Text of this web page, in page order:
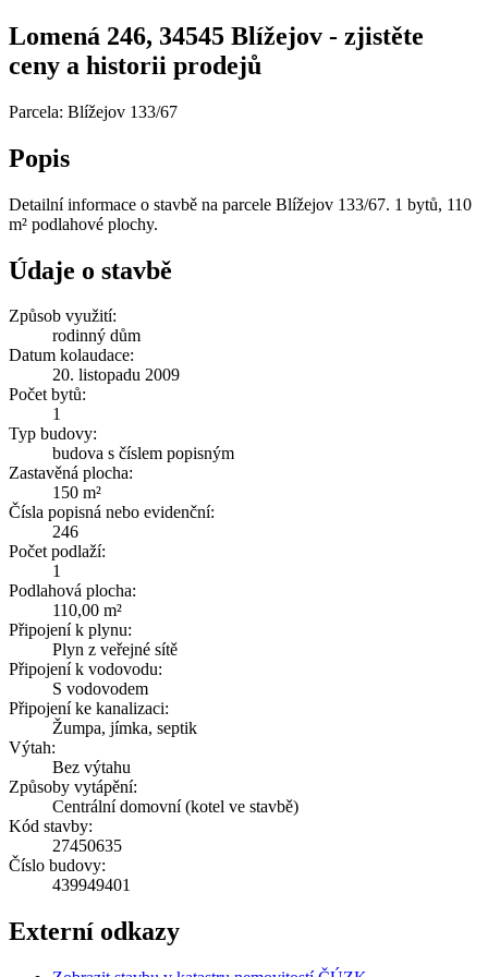
Lomená 246, 34545 Blížejov - zjistěte
ceny a historii prodejů
Parcela: Blížejov 133/67
Popis
Detailní informace o stavbě na parcele Blížejov 133/67. 1 bytů, 110
m² podlahové plochy.
Údaje o stavbě
Způsob využití:
rodinný dům
Datum kolaudace:
20. listopadu 2009
Počet bytů:
1
Typ budovy:
budova s číslem popisným
Zastavěná plocha:
150 m²
Čísla popisná nebo evidenční:
246
Počet podlaží:
1
Podlahová plocha:
110,00 m²
Připojení k plynu:
Plyn z veřejné sítě
Připojení k vodovodu:
S vodovodem
Připojení ke kanalizaci:
Žumpa, jímka, septik
Výtah:
Bez výtahu
Způsoby vytápění:
Centrální domovní (kotel ve stavbě)
Kód stavby:
27450635
Číslo budovy:
439949401
Externí odkazy